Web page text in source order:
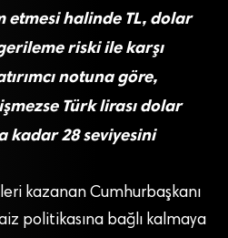
etmesi halinde TL, dolar
riski ile karşı
notuna göre,
Türk lirası dolar
kadar 28 seviyesini
kazanan Cumhurbaşkanı
politikasına bağlı kalmaya